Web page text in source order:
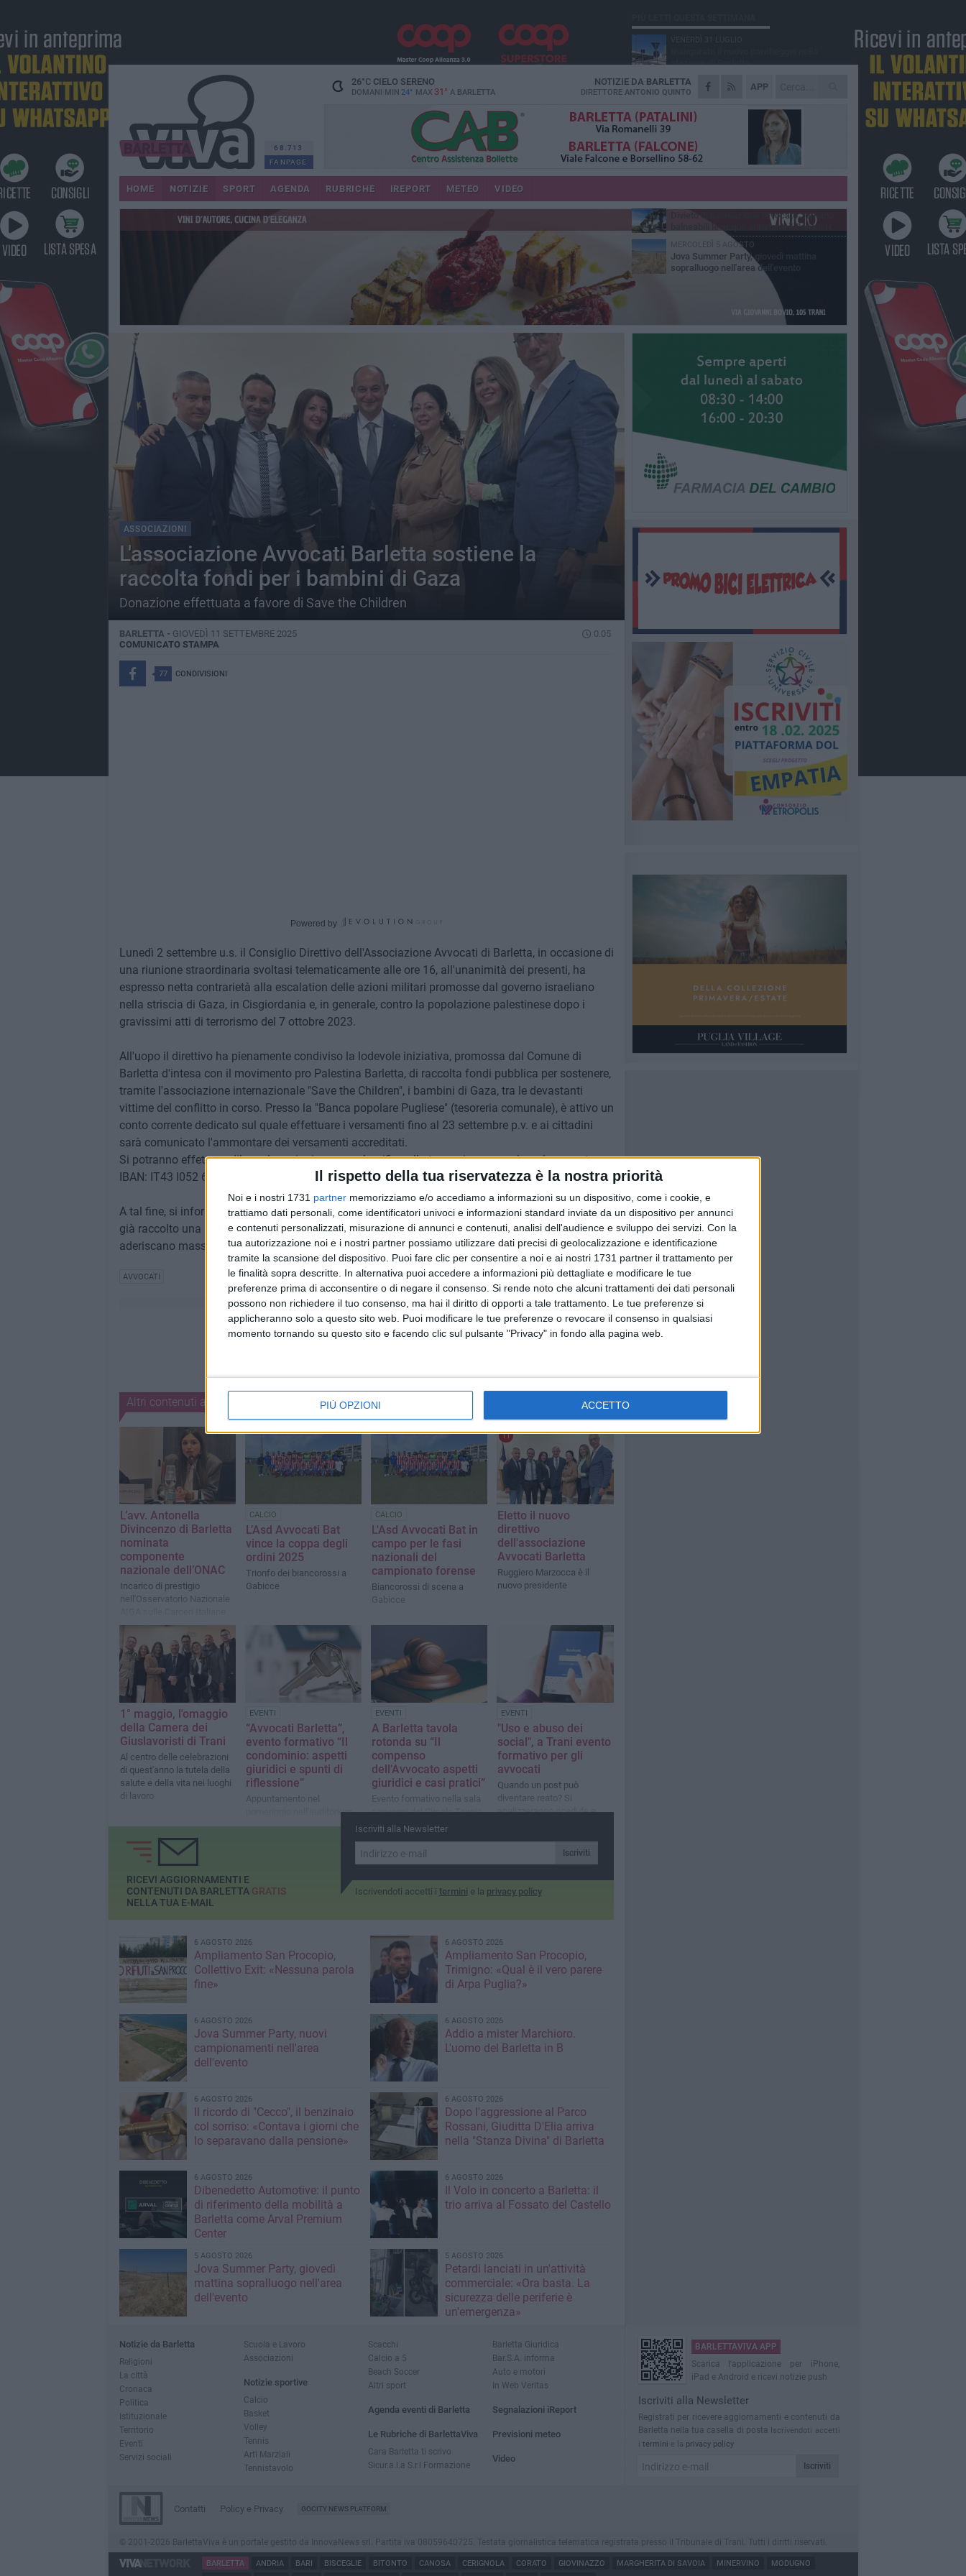
Il rispetto della tua riservatezza è la nostra priorità
Noi e i nostri 1731 partner memorizziamo e/o accediamo a informazioni su un dispositivo, come i cookie, e
trattiamo dati personali, come identificatori univoci e informazioni standard inviate da un dispositivo per annunci
e contenuti personalizzati, misurazione di annunci e contenuti, analisi dell'audience e sviluppo dei servizi. Con la
tua autorizzazione noi e i nostri partner possiamo utilizzare dati precisi di geolocalizzazione e identificazione
tramite la scansione del dispositivo. Puoi fare clic per consentire a noi e ai nostri 1731 partner il trattamento per
le finalità sopra descritte. In alternativa puoi accedere a informazioni più dettagliate e modificare le tue
preferenze prima di acconsentire o di negare il consenso. Si rende noto che alcuni trattamenti dei dati personali
possono non richiedere il tuo consenso, ma hai il diritto di opporti a tale trattamento. Le tue preferenze si
applicheranno solo a questo sito web. Puoi modificare le tue preferenze o revocare il consenso in qualsiasi
momento tornando su questo sito e facendo clic sul pulsante "Privacy" in fondo alla pagina web.
PIÙ OPZIONI ACCETTO
68.713
FANPAGE
26°CCIELO SERENO
DOMANI MIN 24° MAX 31° A BARLETTA
APP
NOTIZIE DA BARLETTA
DIRETTORE ANTONIO QUINTO
HOME NOTIZIE SPORT AGENDA RUBRICHE IREPORT METEO VIDEO
ASSOCIAZIONI
L'associazione Avvocati Barletta sostiene la
raccolta fondi per i bambini di Gaza
Donazione effettuata a favore di Save the Children
BARLETTA - GIOVEDÌ 11 SETTEMBRE 2025
0.05
COMUNICATO STAMPA
77 CONDIVISIONI
Powered by
Lunedì 2 settembre u.s. il Consiglio Direttivo dell'Associazione Avvocati di Barletta, in occasione di
una riunione straordinaria svoltasi telematicamente alle ore 16, all'unanimità dei presenti, ha
espresso netta contrarietà alla escalation delle azioni militari promosse dal governo israeliano
nella striscia di Gaza, in Cisgiordania e, in generale, contro la popolazione palestinese dopo i
gravissimi atti di terrorismo del 7 ottobre 2023.
All'uopo il direttivo ha pienamente condiviso la lodevole iniziativa, promossa dal Comune di
Barletta d'intesa con il movimento pro Palestina Barletta, di raccolta fondi pubblica per sostenere,
tramite l'associazione internazionale "Save the Children", i bambini di Gaza, tra le devastanti
vittime del conflitto in corso. Presso la "Banca popolare Pugliese" (tesoreria comunale), è attivo un
conto corrente dedicato sul quale effettuare i versamenti fino al 23 settembre p.v. e ai cittadini
sarà comunicato l'ammontare dei versamenti accreditati.
Si potranno effettuare libere donazioni a mezzo bonifico alla tesoreria comunale, sul seguente
IBAN: IT43 I052 6241 350C C051 1366 766.
A tal fine, si informa che l'intero Consiglio Direttivo e il Comitato Scientifico dell'Associazione ha
già raccolto una somma che provvederà a bonificare, con l'auspicio che anche gli altri colleghi
aderiscano massivamente al prefato progetto, in segno concreto di solidarietà.
AVVOCATI
Altri contenuti a tema
L’avv. Antonella
Divincenzo di Barletta
nominata
componente
nazionale dell’ONAC
Incarico di prestigio
nell'Osservatorio Nazionale
CALCIO
L’Asd Avvocati Bat
vince la coppa degli
ordini 2025
Trionfo dei biancorossi a
Gabicce
CALCIO
L'Asd Avvocati Bat in
campo per le fasi
nazionali del
campionato forense
Biancorossi di scena a
Gabicce
11
Eletto il nuovo
direttivo
dell'associazione
Avvocati Barletta
Ruggiero Marzocca è il
nuovo presidente
1° maggio, l'omaggio
della Camera dei
Giuslavoristi di Trani
Al centro delle celebrazioni
di quest'anno la tutela della
salute e della vita nei luoghi
di lavoro
EVENTI
“Avvocati Barletta”,
evento formativo “Il
condominio: aspetti
giuridici e spunti di
riflessione”
Appuntamento nel
pomeriggio nell'auditorium
della Chiesa di San Paolo
EVENTI
A Barletta tavola
rotonda su “Il
compenso
dell’Avvocato aspetti
giuridici e casi pratici”
Evento formativo nella sala
convegni del Circolo Tennis
EVENTI
"Uso e abuso dei
social", a Trani evento
formativo per gli
avvocati
Quando un post può
diventare reato? Si
analizzeranno ricadute e
Iscriviti alla Newsletter
Iscriviti
Iscrivendoti accetti i termini e la privacy policy
RICEVI AGGIORNAMENTI E
CONTENUTI DA BARLETTA GRATIS
NELLA TUA E-MAIL
6 AGOSTO 2026
Ampliamento San Procopio,
Collettivo Exit: «Nessuna parola
fine»
6 AGOSTO 2026
Ampliamento San Procopio,
Trimigno: «Qual è il vero parere
di Arpa Puglia?»
6 AGOSTO 2026
Jova Summer Party, nuovi
campionamenti nell'area
dell'evento
6 AGOSTO 2026
Addio a mister Marchioro.
L'uomo del Barletta in B
6 AGOSTO 2026
Il ricordo di "Cecco", il benzinaio
col sorriso: «Contava i giorni che
lo separavano dalla pensione»
6 AGOSTO 2026
Dopo l'aggressione al Parco
Rossani, Giuditta D'Elia arriva
nella "Stanza Divina" di Barletta
6 AGOSTO 2026
Dibenedetto Automotive: il punto
di riferimento della mobilità a
Barletta come Arval Premium
Center
6 AGOSTO 2026
Il Volo in concerto a Barletta: il
trio arriva al Fossato del Castello
5 AGOSTO 2026
Jova Summer Party, giovedì
mattina sopralluogo nell'area
dell'evento
5 AGOSTO 2026
Petardi lanciati in un'attività
commerciale: «Ora basta. La
sicurezza delle periferie è
un'emergenza»
stazione di Barletta
MERCOLEDÌ 5 AGOSTO
Barletta piange Gioacchino Dagnello:
GIOVEDÌ 30 LUGLIO
Rapina all'Ipercoop di Barletta: nel mirino la
gioielleria, banditi in fuga
DOMENICA 2 AGOSTO
Beni confiscati alla mafia. Nasce il servizio
VENERDÌ 31 LUGLIO
Divieto di balneazione revocato, tornano
balneabili le acque antistanti il Canale H
MERCOLEDÌ 5 AGOSTO
Jova Summer Party, giovedì mattina
sopralluogo nell'area dell'evento
Notizie da Barletta
Religioni
La città
Cronaca
Politica
Istituzionale
Territorio
Eventi
Servizi sociali
Scuola e Lavoro
Associazioni
Notizie sportive
Calcio
Basket
Volley
Tennis
Arti Marziali
Tennistavolo
Scacchi
Calcio a 5
Beach Soccer
Altri sport
Agenda eventi di Barletta
Le Rubriche di BarlettaViva
Cara Barletta ti scrivo
Sicur.a.l.a S.r.l Formazione
Barletta Giuridica
Bar.S.A. informa
Auto e motori
In Web Veritas
Segnalazioni iReport
Previsioni meteo
Video
BARLETTAVIVA APP
Scarica l'applicazione per iPhone,
iPad e Android e ricevi notizie push
Iscriviti alla Newsletter
Registrati per ricevere aggiornamenti e contenuti da
Barletta nella tua casella di posta Iscrivendoti accetti
i termini e la privacy policy
Iscriviti
Contatti Policy e Privacy GOCITY NEWS PLATFORM
© 2001-2026 BarlettaViva è un portale gestito da InnovaNews srl. Partita iva 08059640725. Testata giornalistica telematica registrata presso il Tribunale di Trani. Tutti i diritti riservati.
BARLETTA ANDRIA BARI BISCEGLIE BITONTO CANOSA CERIGNOLA CORATO GIOVINAZZO MARGHERITA DI SAVOIA MINERVINO
MODUGNO